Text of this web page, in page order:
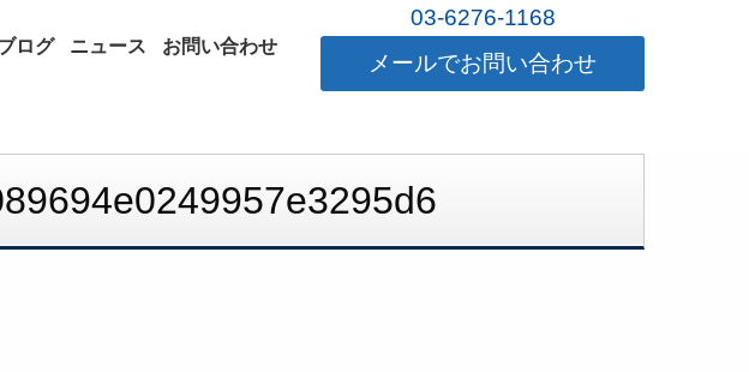
ログ ニュース お問い合わせ
03-6276-1168
メールでお問い合わせ